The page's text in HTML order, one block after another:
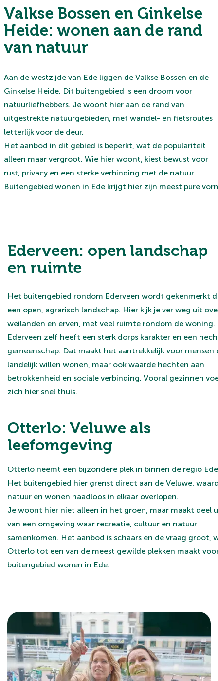
Valkse Bossen en Ginkelse
Heide: wonen aan de rand
van natuur
Aan de westzijde van Ede liggen de Valkse Bossen en de
Ginkelse Heide. Dit buitengebied is een droom voor
natuurliefhebbers. Je woont hier aan de rand van
uitgestrekte natuurgebieden, met wandel- en fietsroutes
letterlijk voor de deur.
Het aanbod in dit gebied is beperkt, wat de populariteit
alleen maar vergroot. Wie hier woont, kiest bewust voor
rust, privacy en een sterke verbinding met de natuur.
Buitengebied wonen in Ede krijgt hier zijn meest pure
Ederveen: open landschap
en ruimte
Het buitengebied rondom Ederveen wordt gekenmerkt
een open, agrarisch landschap. Hier kijk je ver weg uit
weilanden en erven, met veel ruimte rondom de woning.
Ederveen zelf heeft een sterk dorps karakter en een
gemeenschap. Dat maakt het aantrekkelijk voor mensen
landelijk willen wonen, maar ook waarde hechten aan
betrokkenheid en sociale verbinding. Vooral gezinnen
zich hier snel thuis.
Otterlo: Veluwe als
leefomgeving
Otterlo neemt een bijzondere plek in binnen de regio
Het buitengebied hier grenst direct aan de Veluwe,
natuur en wonen naadloos in elkaar overlopen.
Je woont hier niet alleen in het groen, maar maakt deel
van een omgeving waar recreatie, cultuur en natuur
samenkomen. Het aanbod is schaars en de vraag groot,
Otterlo tot een van de meest gewilde plekken maakt
buitengebied wonen in Ede.